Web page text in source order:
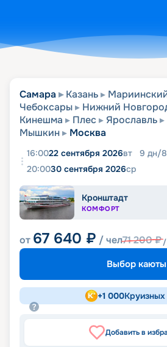
Самара Казань
Чебоксары
Нижний
Кинешма
Плес Ярославль
Мышкин
Москва
16:0022 сентября 2026вт 9 дн/8
20:0030 сентября 2026ср
Кронштадт
КОМФОРТ
от 67 640 ₽ / чел71 200₽/
Выбор каюты
+1 000Круизных
Добавить в